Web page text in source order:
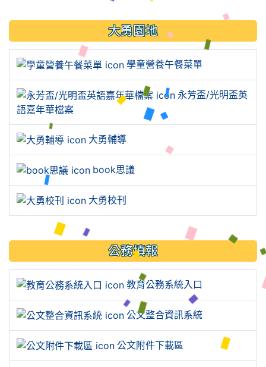
大勇園地
學童營養午餐菜單
永芳盃/光明盃英
語嘉年華檔案
大勇輔導
book思議
大勇校刊
公務填報
教育公務系統入口
公文整合資訊系統
公文附件下載區